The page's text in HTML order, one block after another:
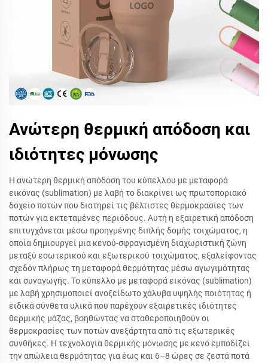
Ανώτερη θερμική απόδοση και
ιδιότητες μόνωσης
Η ανώτερη θερμική απόδοση του κύπελλου με μεταφορά
εικόνας (sublimation) με λαβή το διακρίνει ως πρωτοποριακό
δοχείο ποτών που διατηρεί τις βέλτιστες θερμοκρασίες των
ποτών για εκτεταμένες περιόδους. Αυτή η εξαιρετική απόδοση
επιτυγχάνεται μέσω προηγμένης διπλής δομής τοιχώματος, η
οποία δημιουργεί μια κενού-σφραγισμένη διαχωριστική ζώνη
μεταξύ εσωτερικού και εξωτερικού τοιχώματος, εξαλείφοντας
σχεδόν πλήρως τη μεταφορά θερμότητας μέσω αγωγιμότητας
και συναγωγής. Το κύπελλο με μεταφορά εικόνας (sublimation)
με λαβή χρησιμοποιεί ανοξείδωτο χάλυβα υψηλής ποιότητας ή
ειδικά σύνθετα υλικά που παρέχουν εξαιρετικές ιδιότητες
θερμικής μάζας, βοηθώντας να σταθεροποιηθούν οι
θερμοκρασίες των ποτών ανεξάρτητα από τις εξωτερικές
συνθήκες. Η τεχνολογία θερμικής μόνωσης με κενό εμποδίζει
την απώλεια θερμότητας για έως και 6–8 ώρες σε ζεστά ποτά